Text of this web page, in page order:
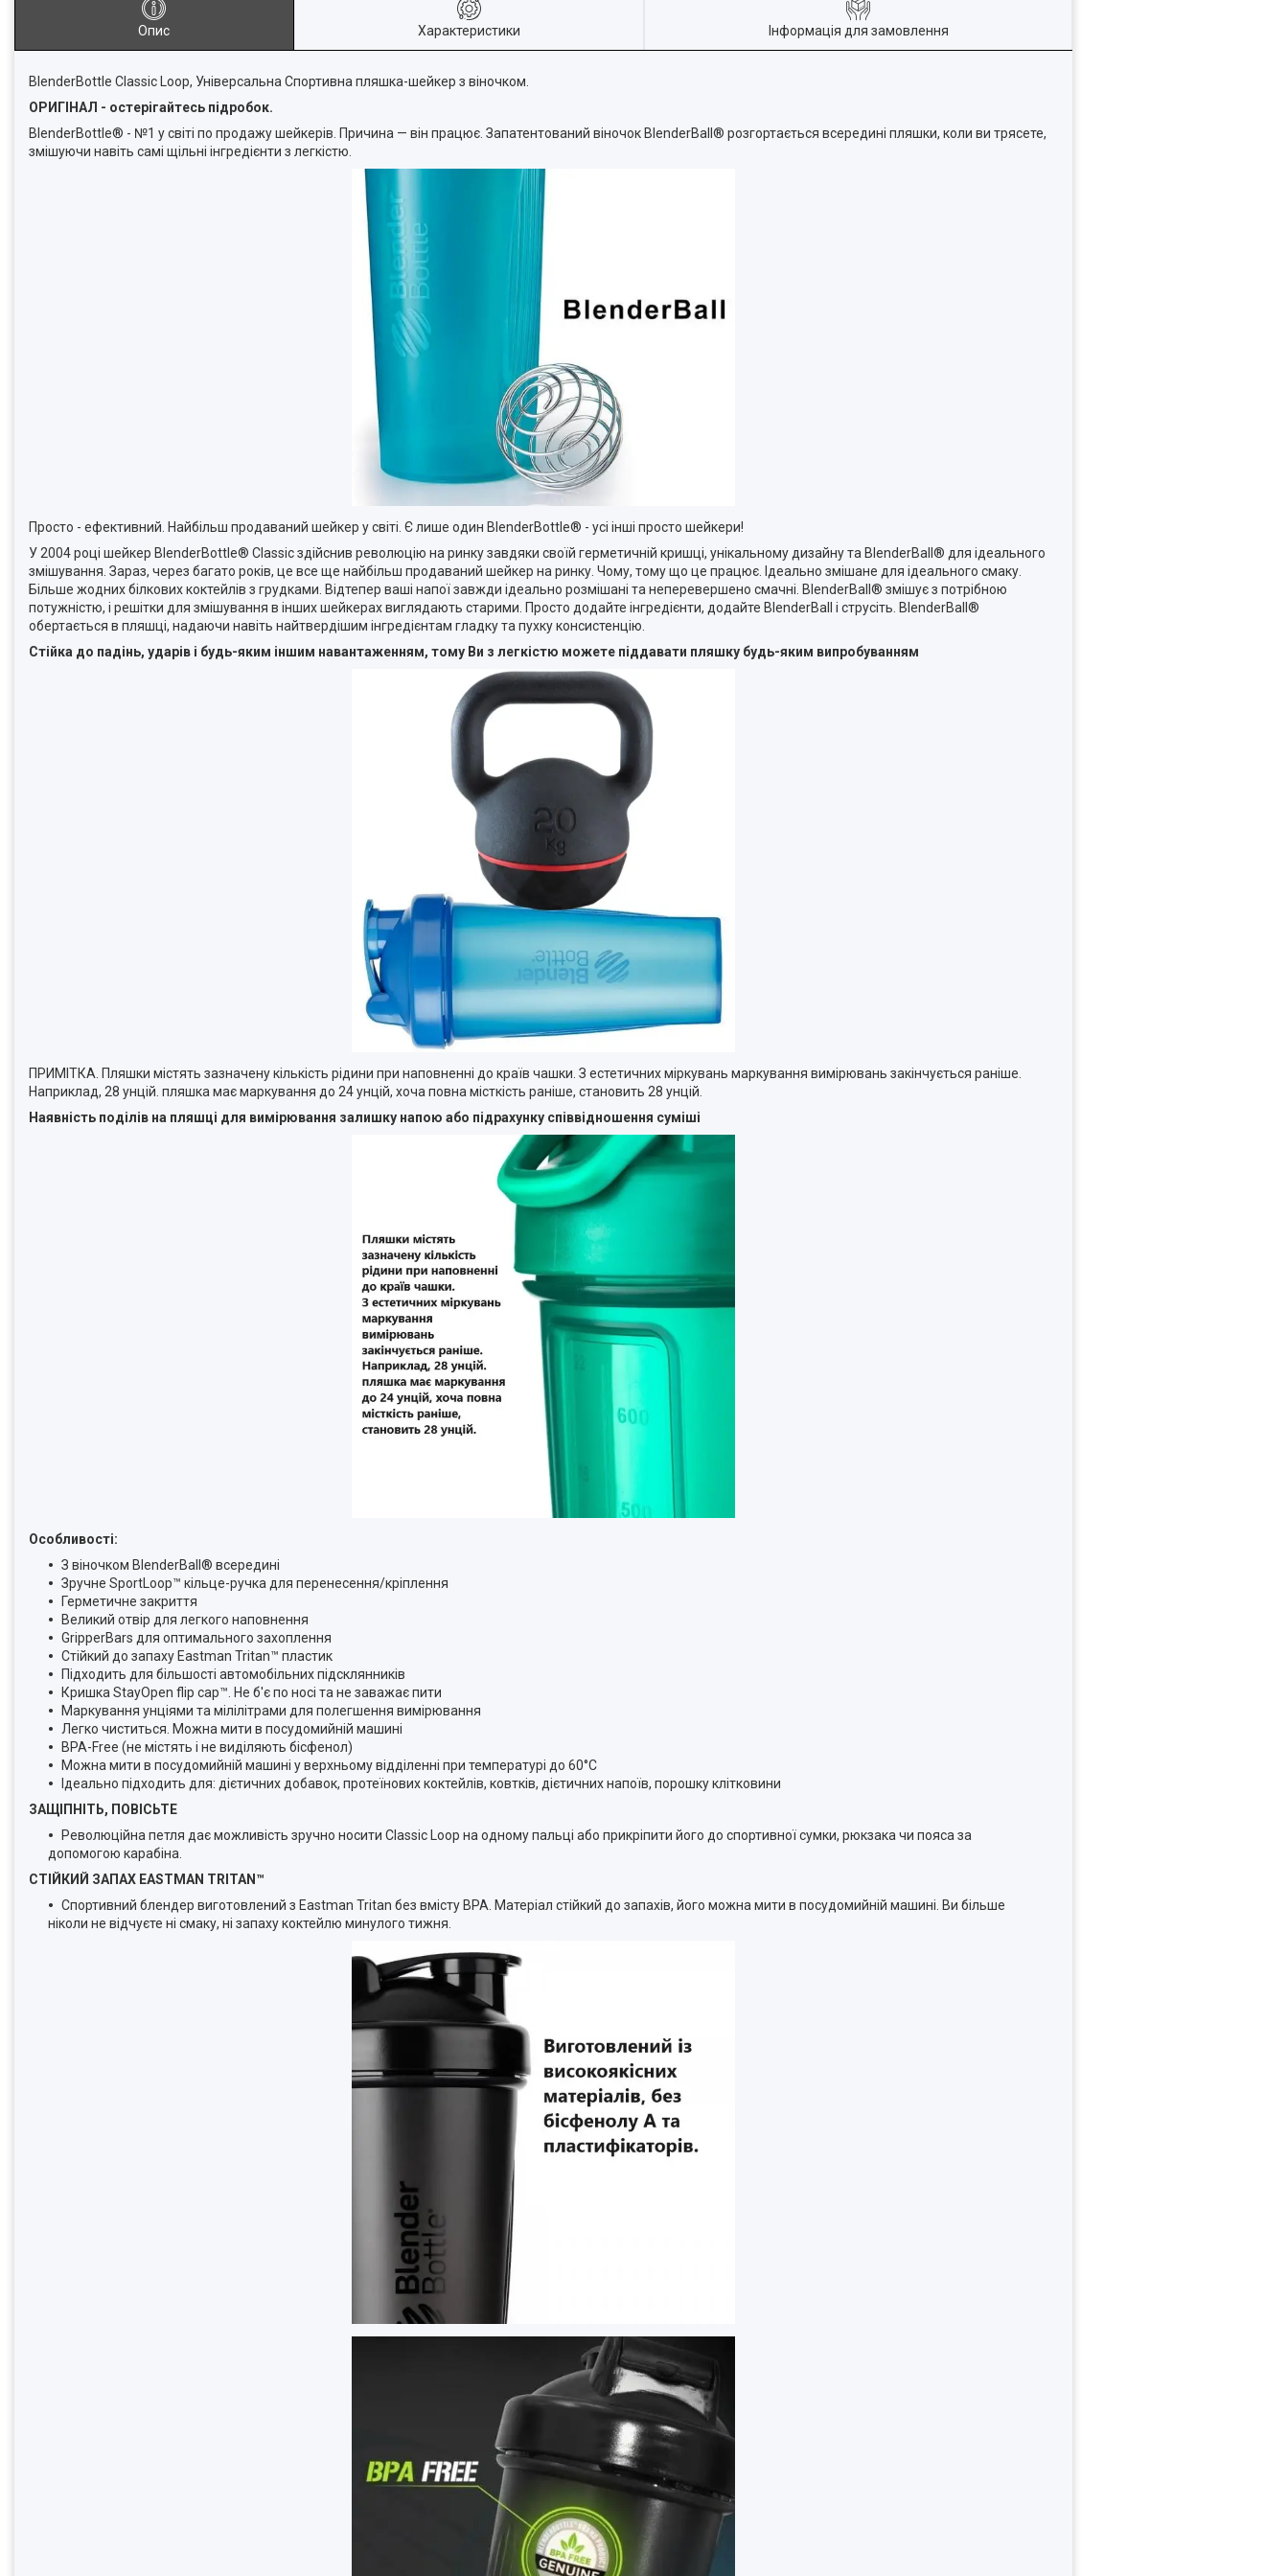
Опис Характеристики Інформація для замовлення
BlenderBottle Classic Loop, Універсальна Спортивна пляшка-шейкер з віночком.
ОРИГІНАЛ - остерігайтесь підробок.
BlenderBottle® - №1 у світі по продажу шейкерів. Причина — він працює. Запатентований віночок BlenderBall® розгортається всередині пляшки, коли ви трясете,
змішуючи навіть самі щільні інгредієнти з легкістю.
Просто - ефективний. Найбільш продаваний шейкер у світі. Є лише один BlenderBottle® - усі інші просто шейкери!
У 2004 році шейкер BlenderBottle® Classic здійснив революцію на ринку завдяки своїй герметичній кришці, унікальному дизайну та BlenderBall® для ідеального
змішування. Зараз, через багато років, це все ще найбільш продаваний шейкер на ринку. Чому, тому що це працює. Ідеально змішане для ідеального смаку.
Більше жодних білкових коктейлів з грудками. Відтепер ваші напої завжди ідеально розмішані та неперевершено смачні. BlenderBall® змішує з потрібною
потужністю, і решітки для змішування в інших шейкерах виглядають старими. Просто додайте інгредієнти, додайте BlenderBall і струсіть. BlenderBall®
обертається в пляшці, надаючи навіть найтвердішим інгредієнтам гладку та пухку консистенцію.
Стійка до падінь, ударів і будь-яким іншим навантаженням, тому Ви з легкістю можете піддавати пляшку будь-яким випробуванням
ПРИМІТКА. Пляшки містять зазначену кількість рідини при наповненні до країв чашки. З естетичних міркувань маркування вимірювань закінчується раніше.
Наприклад, 28 унцій. пляшка має маркування до 24 унцій, хоча повна місткість раніше, становить 28 унцій.
Наявність поділів на пляшці для вимірювання залишку напою або підрахунку співвідношення суміші
Особливості:
З віночком BlenderBall® всередині
Зручне SportLoop™ кільце-ручка для перенесення/кріплення
Герметичне закриття
Великий отвір для легкого наповнення
GripperBars для оптимального захоплення
Стійкий до запаху Eastman Tritan™ пластик
Підходить для більшості автомобільних підсклянників
Кришка StayOpen flip cap™. Не б'є по носі та не заважає пити
Маркування унціями та мілілітрами для полегшення вимірювання
Легко чиститься. Можна мити в посудомийній машині
BPA-Free (не містять і не виділяють бісфенол)
Можна мити в посудомийній машині у верхньому відділенні при температурі до 60°C
Ідеально підходить для: дієтичних добавок, протеїнових коктейлів, ковтків, дієтичних напоїв, порошку клітковини
ЗАЩІПНІТЬ, ПОВІСЬТЕ
Революційна петля дає можливість зручно носити Classic Loop на одному пальці або прикріпити його до спортивної сумки, рюкзака чи пояса за
допомогою карабіна.
СТІЙКИЙ ЗАПАХ EASTMAN TRITAN™
Спортивний блендер виготовлений з Eastman Tritan без вмісту BPA. Матеріал стійкий до запахів, його можна мити в посудомийній машині. Ви більше
ніколи не відчуєте ні смаку, ні запаху коктейлю минулого тижня.